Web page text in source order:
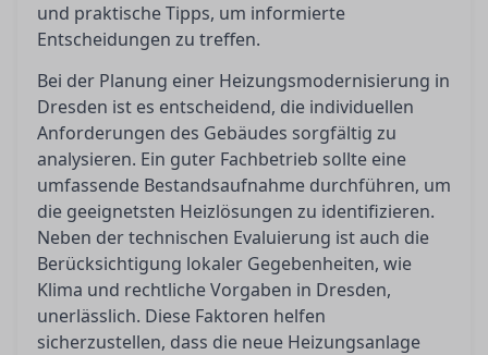
und praktische Tipps, um informierte
Entscheidungen zu treffen.
Bei der Planung einer Heizungsmodernisierung in
Dresden ist es entscheidend, die individuellen
Anforderungen des Gebäudes sorgfältig zu
analysieren. Ein guter Fachbetrieb sollte eine
umfassende Bestandsaufnahme durchführen, um
die geeignetsten Heizlösungen zu identifizieren.
Neben der technischen Evaluierung ist auch die
Berücksichtigung lokaler Gegebenheiten, wie
Klima und rechtliche Vorgaben in Dresden,
unerlässlich. Diese Faktoren helfen
sicherzustellen, dass die neue Heizungsanlage